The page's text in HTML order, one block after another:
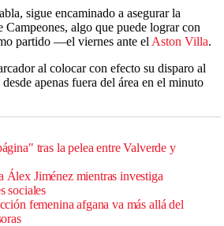
sigue encaminado a asegurar la
algo que puede lograr con
partido —el viernes ante el Aston Villa.
al colocar con efecto su disparo al
apenas fuera del área en el minuto
tras la pelea entre Valverde y
Álex Jiménez mientras investiga
sociales
femenina afgana va más allá del